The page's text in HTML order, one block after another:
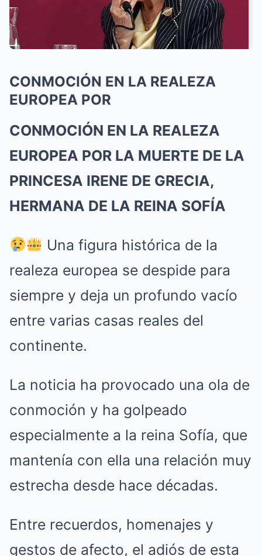
CONMOCIÓN EN LA REALEZA
EUROPEA POR
CONMOCIÓN EN LA REALEZA
EUROPEA POR LA MUERTE DE LA
PRINCESA IRENE DE GRECIA,
HERMANA DE LA REINA SOFÍA
Una figura histórica de la
realeza europea se despide para
siempre y deja un profundo vacío
entre varias casas reales del
continente.
La noticia ha provocado una ola de
conmoción y ha golpeado
especialmente a la reina Sofía, que
mantenía con ella una relación muy
estrecha desde hace décadas.
Entre recuerdos, homenajes y
gestos de afecto, el adiós de esta